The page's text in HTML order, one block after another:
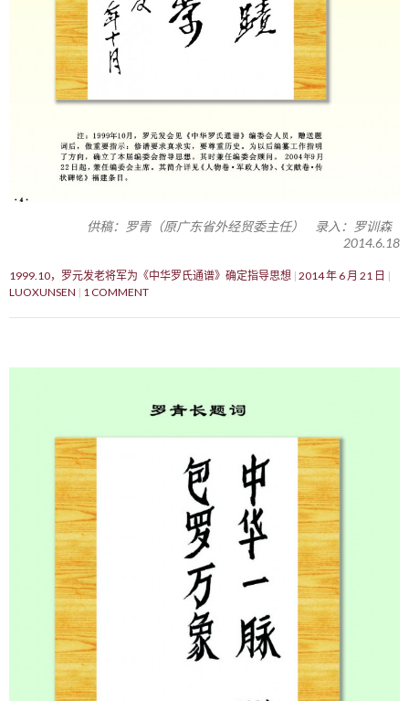
供稿：罗青（原广东省外经贸委主任） 录入：罗训森
2014.6.18
1999.10，罗元发老将军为《中华罗氏通谱》确定指导思想 2014 年 6 月 21 日
LUOXUNSEN
1 COMMENT